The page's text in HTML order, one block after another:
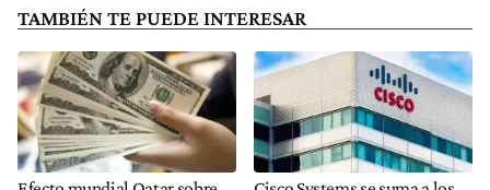
TAMBIÉN TE PUEDE INTERESAR